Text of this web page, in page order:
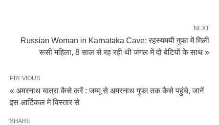
NEXT
Russian Woman in Karnataka Cave: रहस्यमयी गुफा में मिली
रूसी महिला, 8 साल से रह रही थी जंगल में दो बेटियों के साथ »
PREVIOUS
« अमरनाथ यात्रा कैसे करें : जम्मू से अमरनाथ गुफा तक कैसे पहुंचे, जानें
इस आर्टिकल में विस्तार से
SHARE